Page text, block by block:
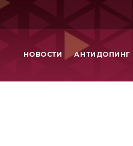
НОВОСТИ АНТИДОПИНГ